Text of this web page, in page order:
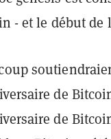
- et le début de
de
de